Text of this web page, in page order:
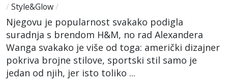
/ Style&Glow/
Njegovu je popularnost svakako podigla
suradnja s brendom H&M, no rad Alexandera
Wanga svakako je više od toga: američki dizajner
pokriva brojne stilove, sportski stil samo je
jedan od njih, jer isto toliko ...